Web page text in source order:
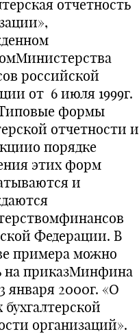
отчетность
российской
от 6 июля 1999г.
формы
отчетности и
порядке
этих форм
и
Федерации. В
примера можно
на приказМинфина
января 2000г. «О
организаций».